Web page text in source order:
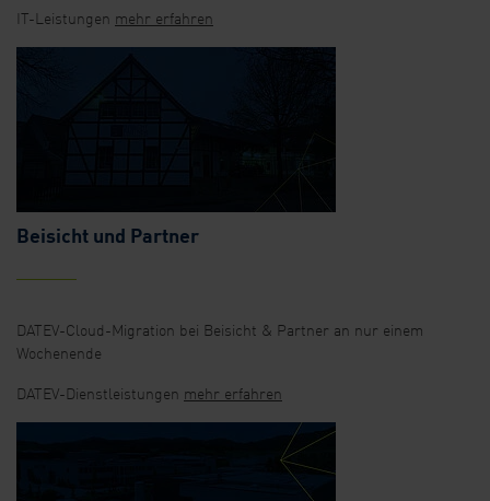
IT-Leistungen mehr erfahren
Beisicht und Partner
DATEV-Cloud-Migration bei Beisicht & Partner an nur einem
Wochenende
DATEV-Dienstleistungen mehr erfahren